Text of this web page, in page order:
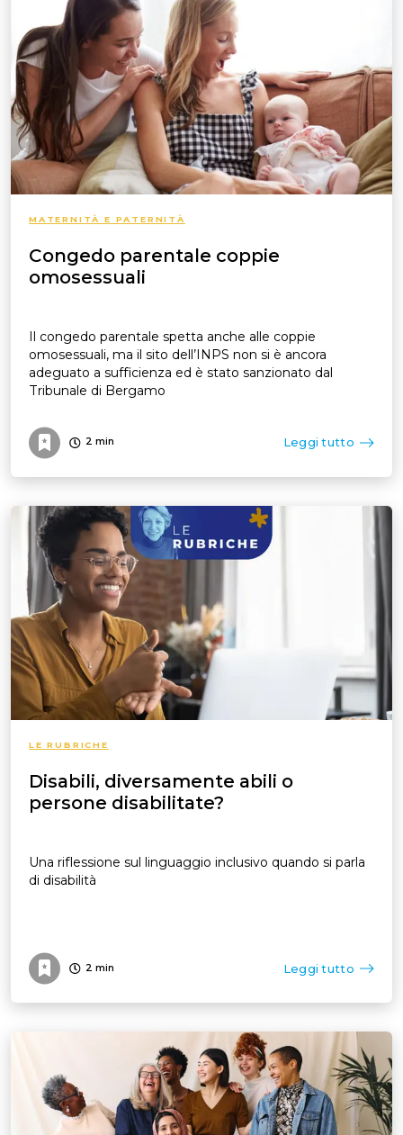
MATERNITÀ E PATERNITÀ
Congedo parentale coppie
omosessuali
Il congedo parentale spetta anche alle coppie
omosessuali, ma il sito dell’INPS non si è ancora
adeguato a sufficienza ed è stato sanzionato dal
Tribunale di Bergamo
2 min Leggi tutto
LE RUBRICHE
Disabili, diversamente abili o
persone disabilitate?
Una riflessione sul linguaggio inclusivo quando si parla
di disabilità
2 min Leggi tutto